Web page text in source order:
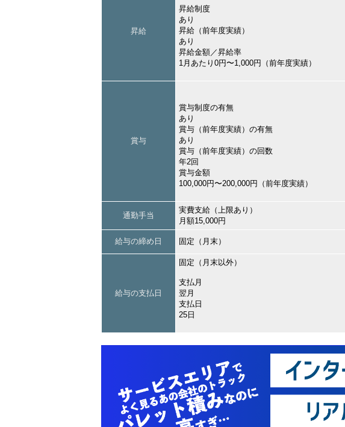
昇給
昇給制度
あり
昇給（前年度実績）
あり
昇給金額／昇給率
1月あたり0円〜1,000円（前年度実績）
賞与
賞与制度の有無
あり
賞与（前年度実績）の有無
あり
賞与（前年度実績）の回数
年2回
賞与金額
100,000円〜200,000円（前年度実績）
通勤手当
実費支給（上限あり）
月額15,000円
給与の締め日 固定（月末）
給与の支払日
固定（月末以外）
支払月
翌月
支払日
25日